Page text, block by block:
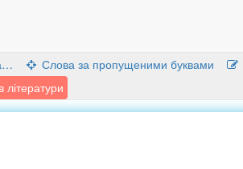
Слова за пропущеними буквами
літератури